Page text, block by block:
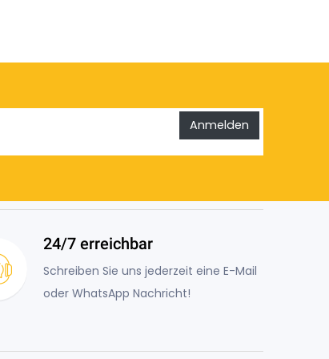
Anmelden
24/7 erreichbar
Schreiben Sie uns jederzeit eine E-Mail
oder WhatsApp Nachricht!